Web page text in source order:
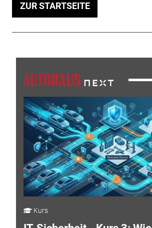
ZUR STARTSEITE
Kurs